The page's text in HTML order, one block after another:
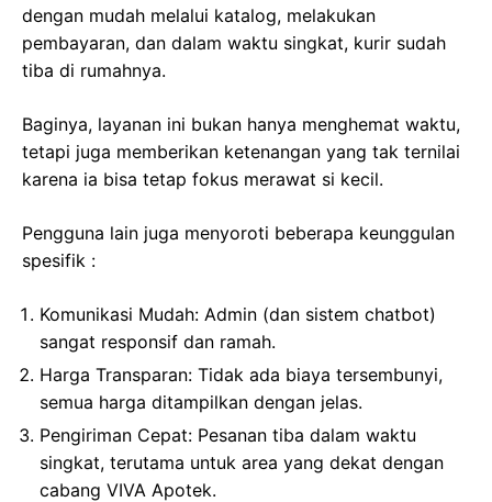
dengan mudah melalui katalog, melakukan
pembayaran, dan dalam waktu singkat, kurir sudah
tiba di rumahnya.
Baginya, layanan ini bukan hanya menghemat waktu,
tetapi juga memberikan ketenangan yang tak ternilai
karena ia bisa tetap fokus merawat si kecil.
Pengguna lain juga menyoroti beberapa keunggulan
spesifik :
Komunikasi Mudah: Admin (dan sistem chatbot)
sangat responsif dan ramah.
Harga Transparan: Tidak ada biaya tersembunyi,
semua harga ditampilkan dengan jelas.
Pengiriman Cepat: Pesanan tiba dalam waktu
singkat, terutama untuk area yang dekat dengan
cabang VIVA Apotek.